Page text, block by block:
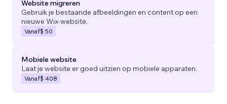
Website migreren
Gebruik je bestaande afbeeldingen en content op een
nieuwe Wix-website.
Vanaf$ 50
Mobiele website
Laat je website er goed uitzien op mobiele apparaten.
Vanaf$ 408